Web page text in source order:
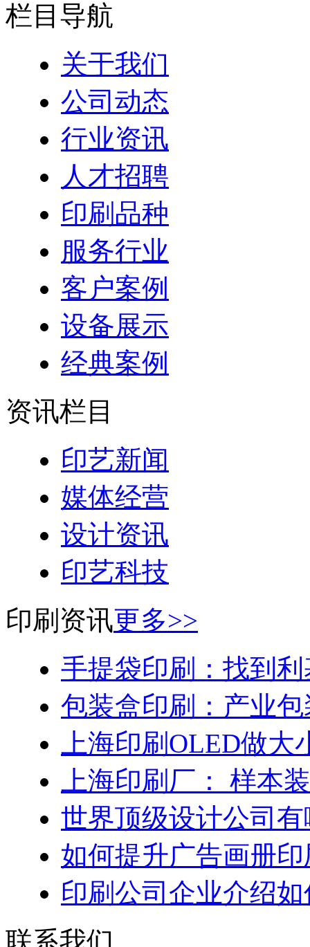
栏目导航
关于我们
公司动态
行业资讯
人才招聘
印刷品种
服务行业
客户案例
设备展示
经典案例
资讯栏目
印艺新闻
媒体经营
设计资讯
印艺科技
印刷资讯更多>>
手提袋印刷：找到
包装盒印刷：产业
上海印刷OLED做大
上海印刷厂： 样本
世界顶级设计公司
如何提升广告画册
印刷公司企业介绍